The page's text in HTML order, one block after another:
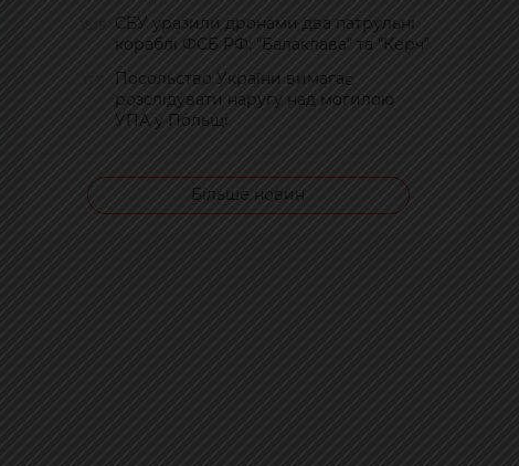
СБУ уразили дронами два патрульні
кораблі ФСБ РФ: "Балаклава" та "Керч"
Посольство України вимагає
розслідувати наругу над могилою
УПА у Польщі
Більше новин